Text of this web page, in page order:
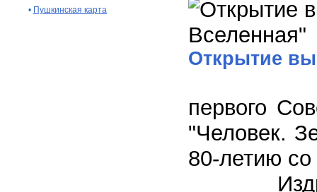
• Пушкинская карта
Открытие
первого
"Человек.
80-летию